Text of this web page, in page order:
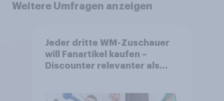
Weitere Umfragen anzeigen
Jeder dritte WM-Zuschauer
will Fanartikel kaufen –
Discounter relevanter als